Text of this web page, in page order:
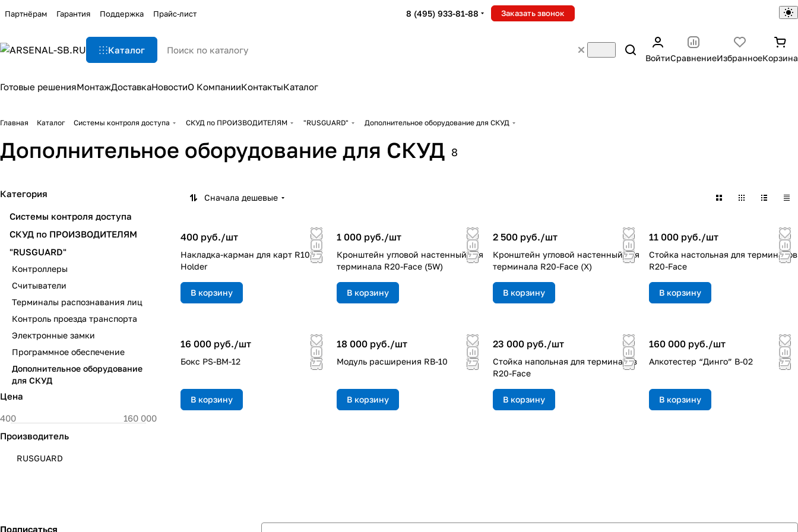
Партнёрам Гарантия Поддержка Прайс-лист 8 (495) 933-81-88 Заказать звонок
Каталог
ВойтиСравнениеИзбранноеКорзина
Готовые решенияМонтажДоставкаНовостиО КомпанииКонтактыКаталог
Главная Каталог Системы контроля доступа СКУД по ПРОИЗВОДИТЕЛЯМ "RUSGUARD" Дополнительное оборудование для СКУД
Дополнительное оборудование для СКУД 8
Сначала дешевые
400 руб./шт
Накладка-карман для карт R10
Holder
В корзину
1 000 руб./шт
Кронштейн угловой настенный для
терминала R20-Face (5W)
В корзину
2 500 руб./шт
Кронштейн угловой настенный для
терминала R20-Face (X)
В корзину
11 000 руб./шт
Стойка настольная для терминалов
R20-Face
В корзину
16 000 руб./шт
Бокс PS-BM-12
В корзину
18 000 руб./шт
Модуль расширения RB-10
В корзину
23 000 руб./шт
Стойка напольная для терминалов
R20-Face
В корзину
160 000 руб./шт
Алкотестер “Динго” В-02
В корзину
Категория
Системы контроля доступа
СКУД по ПРОИЗВОДИТЕЛЯМ
"RUSGUARD"
Контроллеры
Считыватели
Терминалы распознавания лиц
Контроль проезда транспорта
Электронные замки
Программное обеспечение
Дополнительное оборудование
для СКУД
Цена
Производитель
RUSGUARD
Подписаться